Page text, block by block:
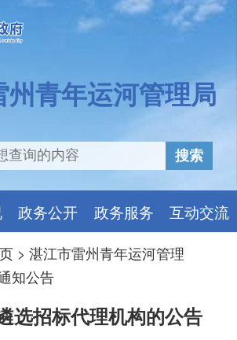
州青年运河管理局
搜索
政务公开 政务服务 互动交流
>湛江市雷州青年运河管理
知公告
选招标代理机构的公告